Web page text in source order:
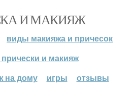
И МАКИЯЖ
виды макияжа и причесок
прически и макияж
на дому
игры отзывы